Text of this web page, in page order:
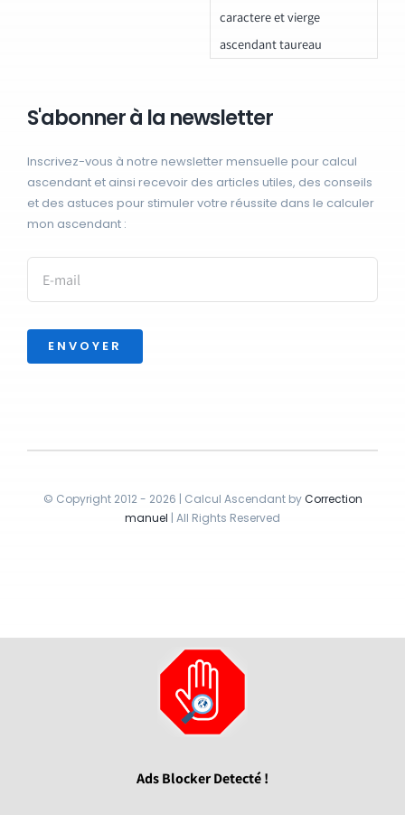
caractere et vierge
ascendant taureau
S'abonner à la newsletter
Inscrivez-vous à notre newsletter mensuelle pour calcul
ascendant et ainsi recevoir des articles utiles, des conseils
et des astuces pour stimuler votre réussite dans le calculer
mon ascendant :
ENVOYER
© Copyright 2012 - 2026 | Calcul Ascendant byCorrection
manuel | All Rights Reserved
Ads Blocker Detecté !